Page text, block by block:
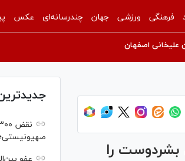
فرهنگی ورزشی جهان چندرسانه‌ای عکس
علیخانی اصفهان
بشردوست را
صهیونیستی؛ هزار و ۲۵۰ نفر